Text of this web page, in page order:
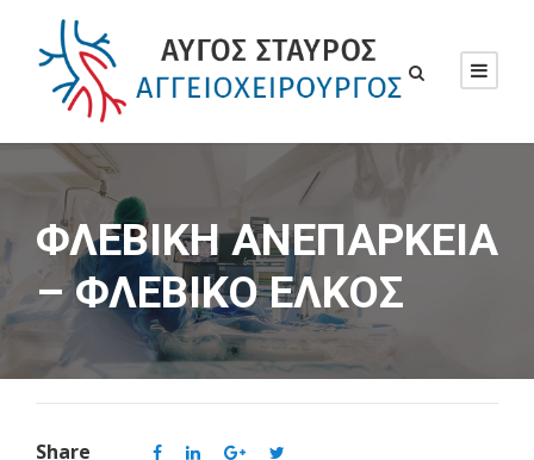
ΦΛΕΒΙΚΗ ΑΝΕΠΑΡΚΕΙΑ
– ΦΛΕΒΙΚΟ ΕΛΚΟΣ
Share